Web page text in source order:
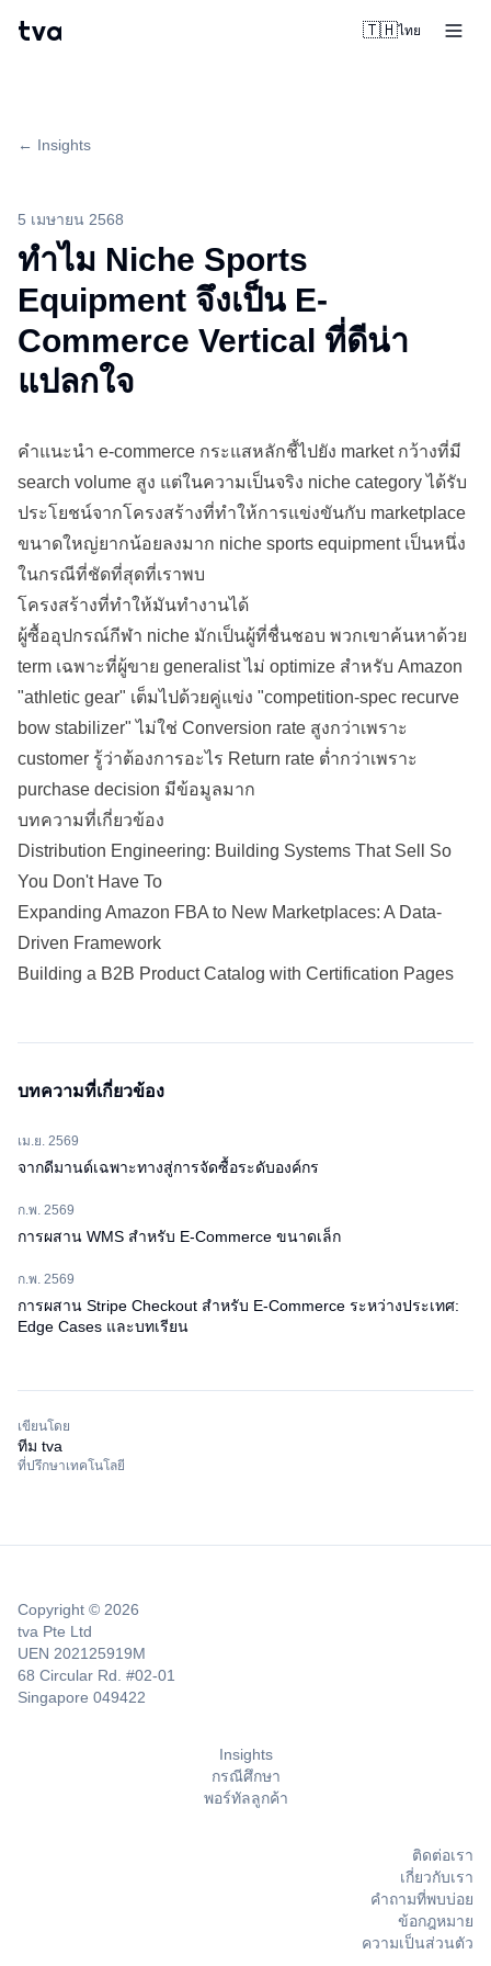
tva 🇹🇭ไทย
← Insights
5 เมษายน 2568
ทำไม Niche Sports
Equipment จึงเป็น E-
Commerce Vertical ที่ดีน่า
แปลกใจ
คำแนะนำ e-commerce กระแสหลักชี้ไปยัง market กว้างที่มี
search volume สูง แต่ในความเป็นจริง niche category ได้รับ
ประโยชน์จากโครงสร้างที่ทำให้การแข่งขันกับ marketplace
ขนาดใหญ่ยากน้อยลงมาก niche sports equipment เป็นหนึ่ง
ในกรณีที่ชัดที่สุดที่เราพบ
โครงสร้างที่ทำให้มันทำงานได้
ผู้ซื้ออุปกรณ์กีฬา niche มักเป็นผู้ที่ชื่นชอบ พวกเขาค้นหาด้วย
term เฉพาะที่ผู้ขาย generalist ไม่ optimize สำหรับ Amazon
"athletic gear" เต็มไปด้วยคู่แข่ง "competition-spec recurve
bow stabilizer" ไม่ใช่ Conversion rate สูงกว่าเพราะ
customer รู้ว่าต้องการอะไร Return rate ต่ำกว่าเพราะ
purchase decision มีข้อมูลมาก
บทความที่เกี่ยวข้อง
Distribution Engineering: Building Systems That Sell So
You Don't Have To
Expanding Amazon FBA to New Marketplaces: A Data-
Driven Framework
Building a B2B Product Catalog with Certification Pages
บทความที่เกี่ยวข้อง
เม.ย. 2569
จากดีมานด์เฉพาะทางสู่การจัดซื้อระดับองค์กร
ก.พ. 2569
การผสาน WMS สำหรับ E-Commerce ขนาดเล็ก
ก.พ. 2569
การผสาน Stripe Checkout สำหรับ E-Commerce ระหว่างประเทศ:
Edge Cases และบทเรียน
เขียนโดย
ทีม tva
ที่ปรึกษาเทคโนโลยี
Copyright © 2026
tva Pte Ltd
UEN 202125919M
68 Circular Rd. #02-01
Singapore 049422
Insights
กรณีศึกษา
พอร์ทัลลูกค้า
ติดต่อเรา
เกี่ยวกับเรา
คำถามที่พบบ่อย
ข้อกฎหมาย
ความเป็นส่วนตัว